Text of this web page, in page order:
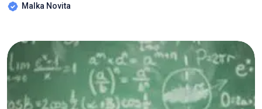
analisis kritis. Landasan ini sangat diperlukan karena menjadi
Indonesia. Adapun norma dasar yang dimuat dalam landasan
itu bersumber dari perkembangan […]
Malka Novita